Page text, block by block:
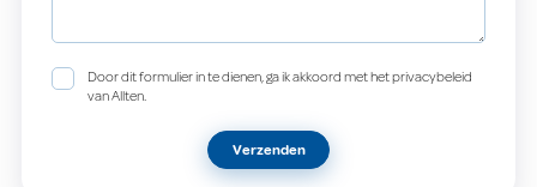
Door dit formulier in te dienen, ga ik akkoord met het privacybeleid
van Allten.
Verzenden